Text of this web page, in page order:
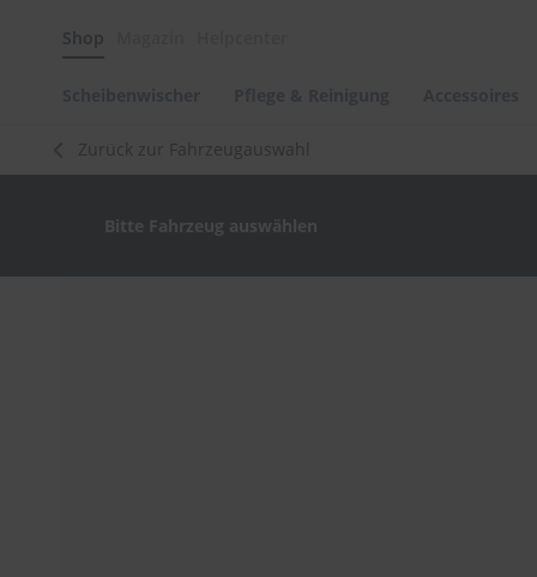
Shop
Polituren
&
Autowellness
Zurück zur Fahrzeugauswahl
Bitte Fahrzeug auswählen